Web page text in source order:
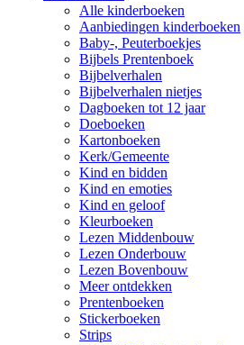
Alle kinderboeken
Aanbiedingen kinderboeken
Baby-, Peuterboekjes
Bijbels Prentenboek
Bijbelverhalen
Bijbelverhalen nietjes
Dagboeken tot 12 jaar
Doeboeken
Kartonboeken
Kerk/Gemeente
Kind en bidden
Kind en emoties
Kind en geloof
Kleurboeken
Lezen Middenbouw
Lezen Onderbouw
Lezen Bovenbouw
Meer ontdekken
Prentenboeken
Stickerboeken
Strips